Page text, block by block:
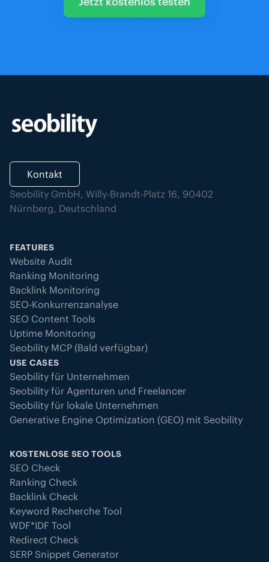
Kontakt
Seobility GmbH, Willy-Brandt-Platz 16, 90402
Nürnberg, Deutschland
FEATURES
Website Audit
Ranking Monitoring
Backlink Monitoring
SEO-Konkurrenzanalyse
SEO Content Tools
Uptime Monitoring
Seobility MCP (Bald verfügbar)
USE CASES
Seobility für Unternehmen
Seobility für Agenturen und Freelancer
Seobility für lokale Unternehmen
Generative Engine Optimization (GEO) mit Seobility
KOSTENLOSE SEO TOOLS
SEO Check
Ranking Check
Backlink Check
Keyword Recherche Tool
WDF*IDF Tool
Redirect Check
SERP Snippet Generator